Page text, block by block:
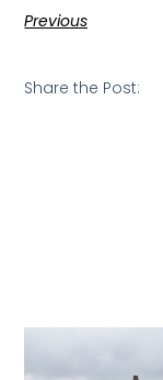
Previous
Share the Post: